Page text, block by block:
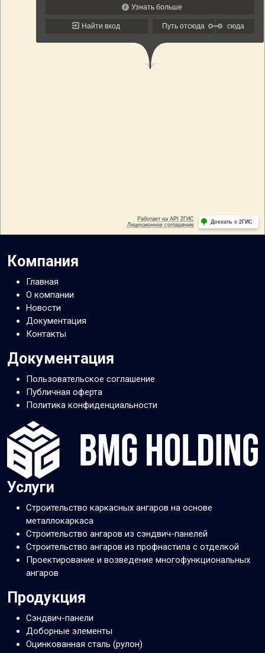
Компания
Главная
О компании
Новости
Документация
Контакты
Документация
Пользовательское соглашение
Публичная оферта
Политика конфиденциальности
Услуги
Строительство каркасных ангаров на основе
металлокаркаса
Строительство ангаров из сэндвич-панелей
Строительство ангаров из профнастила с отделкой
Проектирование и возведение многофункциональных
ангаров
Продукция
Сэндвич-панели
Доборные элементы
Оцинкованная сталь (рулон)